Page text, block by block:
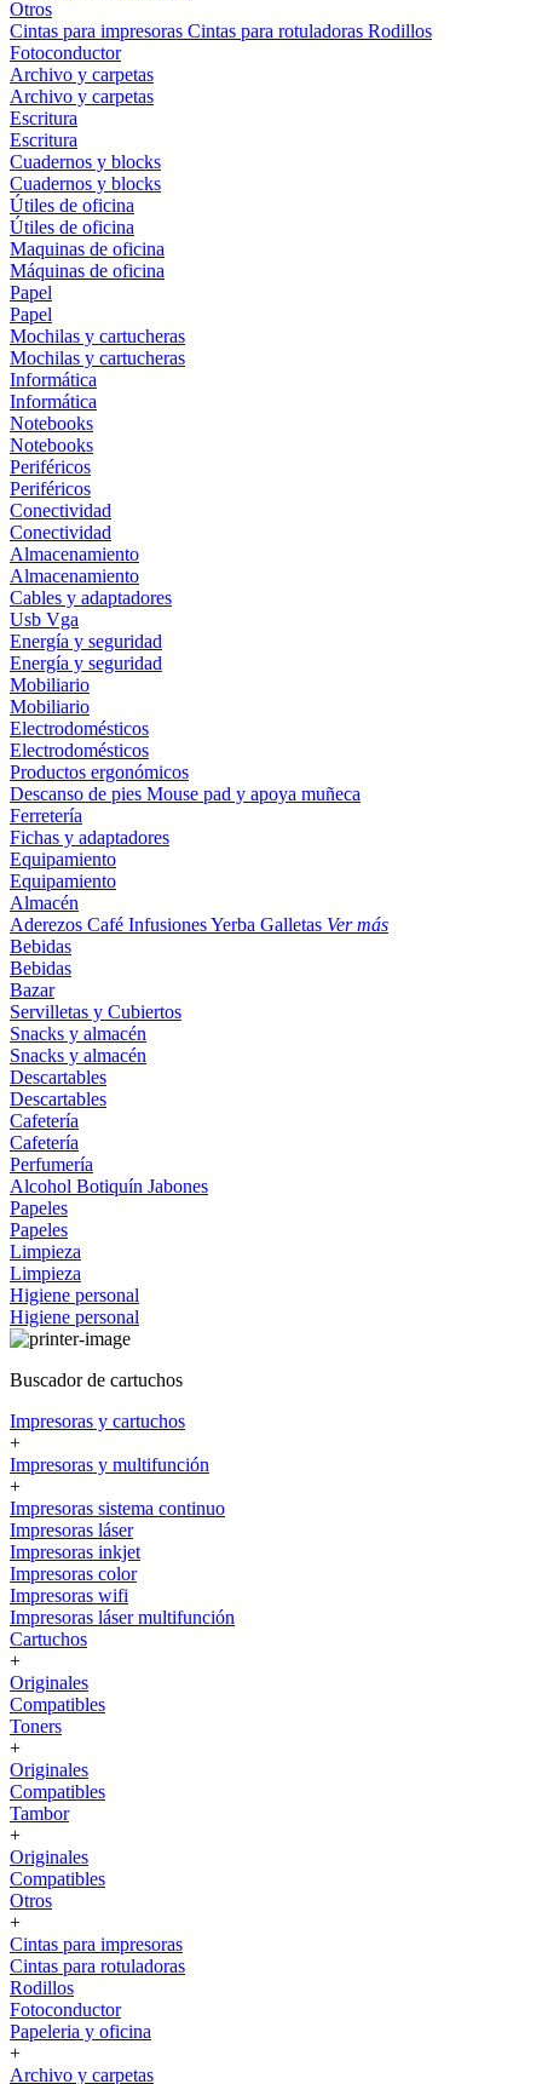
Otros
Cintas para impresoras Cintas para rotuladoras Rodillos
Fotoconductor
Archivo y carpetas
Archivo y carpetas
Escritura
Escritura
Cuadernos y blocks
Cuadernos y blocks
Útiles de oficina
Útiles de oficina
Maquinas de oficina
Máquinas de oficina
Papel
Papel
Mochilas y cartucheras
Mochilas y cartucheras
Informática
Informática
Notebooks
Notebooks
Periféricos
Periféricos
Conectividad
Conectividad
Almacenamiento
Almacenamiento
Cables y adaptadores
Usb Vga
Energía y seguridad
Energía y seguridad
Mobiliario
Mobiliario
Electrodomésticos
Electrodomésticos
Productos ergonómicos
Descanso de pies Mouse pad y apoya muñeca
Ferretería
Fichas y adaptadores
Equipamiento
Equipamiento
Almacén
Aderezos Café InfusionesYerba Galletas Ver más
Bebidas
Bebidas
Bazar
Servilletas y Cubiertos
Snacks y almacén
Snacks y almacén
Descartables
Descartables
Cafetería
Cafetería
Perfumería
Alcohol Botiquín Jabones
Papeles
Papeles
Limpieza
Limpieza
Higiene personal
Higiene personal
Buscador de cartuchos
Impresoras y cartuchos
+
Impresoras y multifunción
+
Impresoras sistema continuo
Impresoras láser
Impresoras inkjet
Impresoras color
Impresoras wifi
Impresoras láser multifunción
Cartuchos
+
Originales
Compatibles
Toners
+
Originales
Compatibles
Tambor
+
Originales
Compatibles
Otros
+
Cintas para impresoras
Cintas para rotuladoras
Rodillos
Fotoconductor
Papeleria y oficina
+
Archivo y carpetas